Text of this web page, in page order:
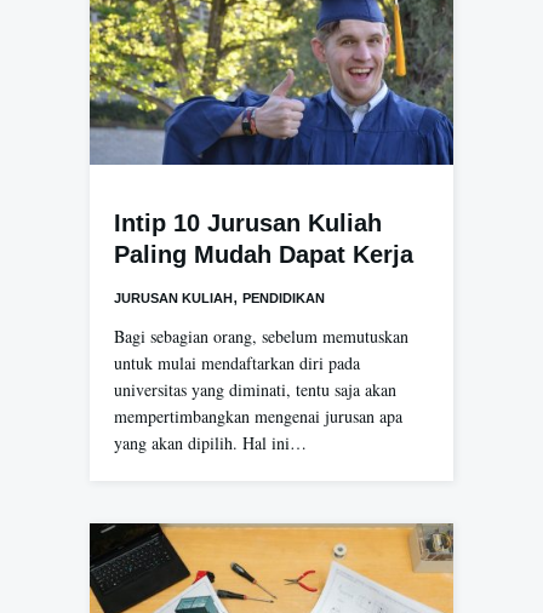
Intip 10 Jurusan Kuliah
Paling Mudah Dapat Kerja
JURUSAN KULIAH, PENDIDIKAN
Bagi sebagian orang, sebelum memutuskan
untuk mulai mendaftarkan diri pada
universitas yang diminati, tentu saja akan
mempertimbangkan mengenai jurusan apa
yang akan dipilih. Hal ini…